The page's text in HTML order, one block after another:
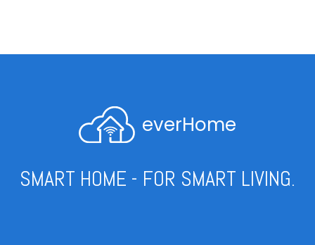
everHome
SMART HOME - FOR SMART LIVING.